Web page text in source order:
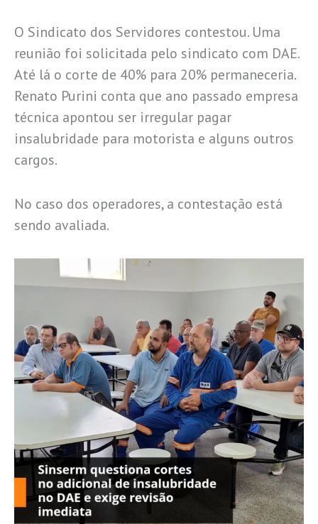
O Sindicato dos Servidores contestou. Uma
reunião foi solicitada pelo sindicato com DAE.
Até lá o corte de 40% para 20% permaneceria.
Renato Purini conta que ano passado empresa
técnica apontou ser irregular pagar
insalubridade para motorista e alguns outros
cargos.
No caso dos operadores, a contestação está
sendo avaliada.